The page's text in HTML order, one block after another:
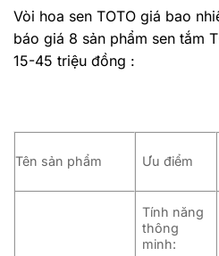
Vòi hoa sen TOTO giá bao
báo giá 8 sản phẩm sen tắm
15-45 triệu đồng :
Tên sản phẩm Ưu điểm
Tính năng
thông
minh: